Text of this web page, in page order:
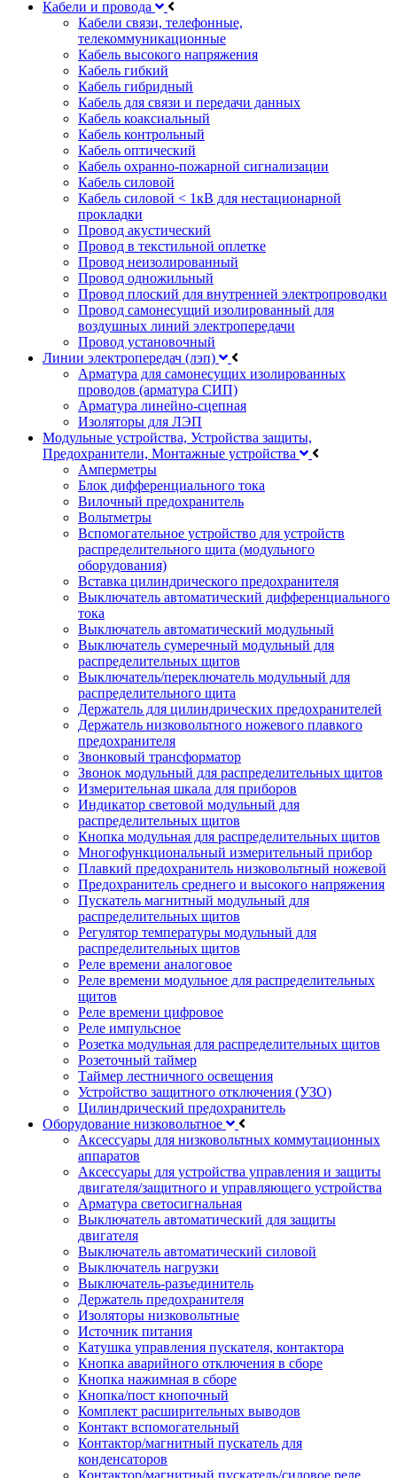
Кабели и провода
Кабели связи, телефонные,
телекоммуникационные
Кабель высокого напряжения
Кабель гибкий
Кабель гибридный
Кабель для связи и передачи данных
Кабель коаксиальный
Кабель контрольный
Кабель оптический
Кабель охранно-пожарной сигнализации
Кабель силовой
Кабель силовой < 1кВ для нестационарной
прокладки
Провод акустический
Провод в текстильной оплетке
Провод неизолированный
Провод одножильный
Провод плоский для внутренней электропроводки
Провод самонесущий изолированный для
воздушных линий электропередачи
Провод установочный
Линии электропередач (лэп)
Арматура для самонесущих изолированных
проводов (арматура СИП)
Арматура линейно-сцепная
Изоляторы для ЛЭП
Модульные устройства, Устройства защиты,
Предохранители, Монтажные устройства
Амперметры
Блок дифференциального тока
Вилочный предохранитель
Вольтметры
Вспомогательное устройство для устройств
распределительного щита (модульного
оборудования)
Вставка цилиндрического предохранителя
Выключатель автоматический дифференциального
тока
Выключатель автоматический модульный
Выключатель сумеречный модульный для
распределительных щитов
Выключатель/переключатель модульный для
распределительного щита
Держатель для цилиндрических предохранителей
Держатель низковольтного ножевого плавкого
предохранителя
Звонковый трансформатор
Звонок модульный для распределительных щитов
Измерительная шкала для приборов
Индикатор световой модульный для
распределительных щитов
Кнопка модульная для распределительных щитов
Многофункциональный измерительный прибор
Плавкий предохранитель низковольтный ножевой
Предохранитель среднего и высокого напряжения
Пускатель магнитный модульный для
распределительных щитов
Регулятор температуры модульный для
распределительных щитов
Реле времени аналоговое
Реле времени модульное для распределительных
щитов
Реле времени цифровое
Реле импульсное
Розетка модульная для распределительных щитов
Розеточный таймер
Таймер лестничного освещения
Устройство защитного отключения (УЗО)
Цилиндрический предохранитель
Оборудование низковольтное
Аксессуары для низковольтных коммутационных
аппаратов
Аксессуары для устройства управления и защиты
двигателя/защитного и управляющего устройства
Арматура светосигнальная
Выключатель автоматический для защиты
двигателя
Выключатель автоматический силовой
Выключатель нагрузки
Выключатель-разъединитель
Держатель предохранителя
Изоляторы низковольтные
Источник питания
Катушка управления пускателя, контактора
Кнопка аварийного отключения в сборе
Кнопка нажимная в сборе
Кнопка/пост кнопочный
Комплект расширительных выводов
Контакт вспомогательный
Контактор/магнитный пускатель для
конденсаторов
Контактор/магнитный пускатель/силовое реле